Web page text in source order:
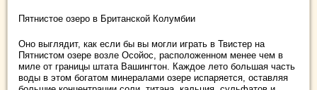
Пятнистое озеро в Британской Колумбии
Оно выглядит, как если бы вы могли играть в Твистер на
Пятнистом озере возле Осойос, расположенном менее чем в
миле от границы штата Вашингтон. Каждое лето большая часть
воды в этом богатом минералами озере испаряется, оставляя